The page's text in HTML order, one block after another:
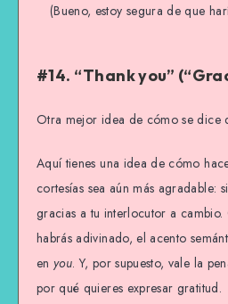
(Bueno, estoy segura de que
#14. “Thank you”
Otra mejor idea de cómo se dice
Aquí tienes una idea de cómo
cortesías sea aún más agradable:
gracias a tu interlocutor a
habrás adivinado, el acento
enyou. Y, por supuesto, vale la
por qué quieres expresar gratitud.